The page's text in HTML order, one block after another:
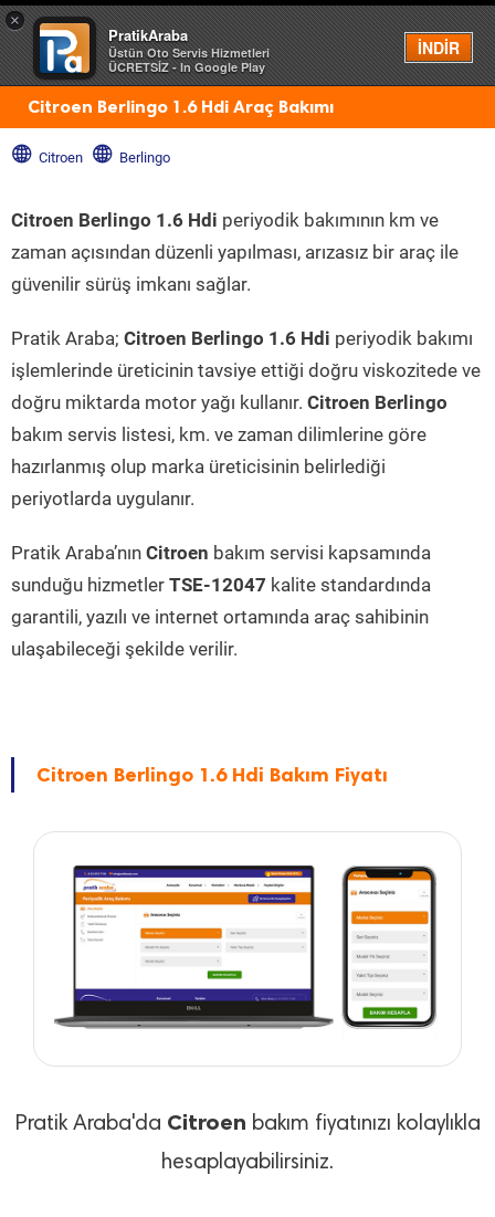
×
PratikAraba
Üstün Oto Servis Hizmetleri
ÜCRETSİZ - In Google Play
İNDİR
Menü
Citroen Berlingo 1.6 Hdi Araç Bakımı
Citroen Berlingo
Citroen Berlingo 1.6 Hdi periyodik bakımının km ve
zaman açısından düzenli yapılması, arızasız bir araç ile
güvenilir sürüş imkanı sağlar.
Pratik Araba; Citroen Berlingo 1.6 Hdi periyodik bakımı
işlemlerinde üreticinin tavsiye ettiği doğru viskozitede ve
doğru miktarda motor yağı kullanır. Citroen Berlingo
bakım servis listesi, km. ve zaman dilimlerine göre
hazırlanmış olup marka üreticisinin belirlediği
periyotlarda uygulanır.
Pratik Araba’nın Citroen bakım servisi kapsamında
sunduğu hizmetler TSE-12047 kalite standardında
garantili, yazılı ve internet ortamında araç sahibinin
ulaşabileceği şekilde verilir.
Citroen Berlingo 1.6 Hdi Bakım Fiyatı
Pratik Araba'da Citroen bakım fiyatınızı kolaylıkla
hesaplayabilirsiniz.